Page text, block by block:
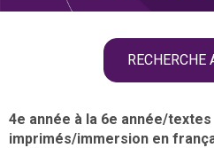
RECHERCHE
4e année à la 6e année/textes
imprimés/immersion en